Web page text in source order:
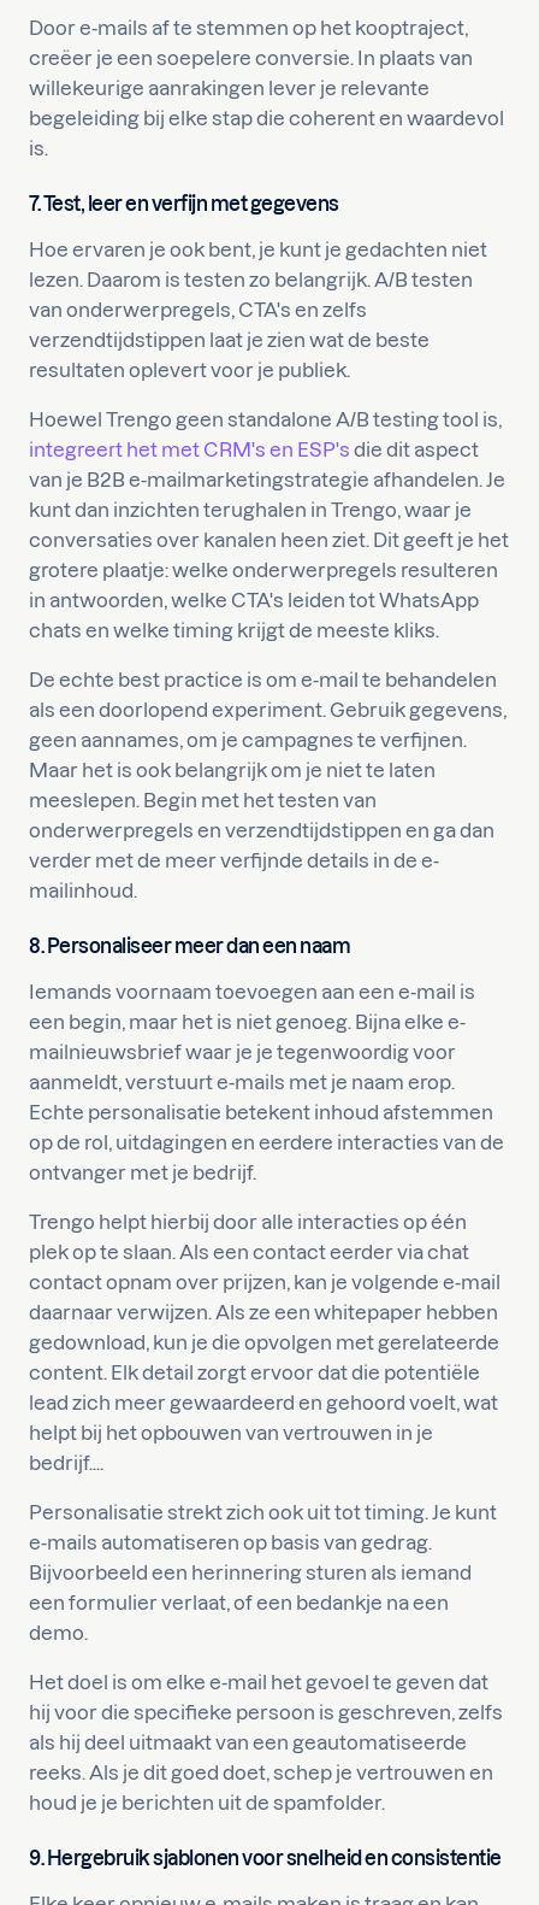
Door e-mails af te stemmen op het kooptraject,
creëer je een soepelere conversie. In plaats van
willekeurige aanrakingen lever je relevante
begeleiding bij elke stap die coherent en waardevol
is.
7. Test, leer en verfijn met gegevens
Hoe ervaren je ook bent, je kunt je gedachten niet
lezen. Daarom is testen zo belangrijk. A/B testen
van onderwerpregels, CTA's en zelfs
verzendtijdstippen laat je zien wat de beste
resultaten oplevert voor je publiek.
Hoewel Trengo geen standalone A/B testing tool is,
integreert het met CRM's en ESP's die dit aspect
van je B2B e-mailmarketingstrategie afhandelen. Je
kunt dan inzichten terughalen in Trengo, waar je
conversaties over kanalen heen ziet. Dit geeft je het
grotere plaatje: welke onderwerpregels resulteren
in antwoorden, welke CTA's leiden tot WhatsApp
chats en welke timing krijgt de meeste kliks.
De echte best practice is om e-mail te behandelen
als een doorlopend experiment. Gebruik gegevens,
geen aannames, om je campagnes te verfijnen.
Maar het is ook belangrijk om je niet te laten
meeslepen. Begin met het testen van
onderwerpregels en verzendtijdstippen en ga dan
verder met de meer verfijnde details in de e-
mailinhoud.
8. Personaliseer meer dan een naam
Iemands voornaam toevoegen aan een e-mail is
een begin, maar het is niet genoeg. Bijna elke e-
mailnieuwsbrief waar je je tegenwoordig voor
aanmeldt, verstuurt e-mails met je naam erop.
Echte personalisatie betekent inhoud afstemmen
op de rol, uitdagingen en eerdere interacties van de
ontvanger met je bedrijf.
Trengo helpt hierbij door alle interacties op één
plek op te slaan. Als een contact eerder via chat
contact opnam over prijzen, kan je volgende e-mail
daarnaar verwijzen. Als ze een whitepaper hebben
gedownload, kun je die opvolgen met gerelateerde
content. Elk detail zorgt ervoor dat die potentiële
lead zich meer gewaardeerd en gehoord voelt, wat
helpt bij het opbouwen van vertrouwen in je
bedrijf....
Personalisatie strekt zich ook uit tot timing. Je kunt
e-mails automatiseren op basis van gedrag.
Bijvoorbeeld een herinnering sturen als iemand
een formulier verlaat, of een bedankje na een
demo.
Het doel is om elke e-mail het gevoel te geven dat
hij voor die specifieke persoon is geschreven, zelfs
als hij deel uitmaakt van een geautomatiseerde
reeks. Als je dit goed doet, schep je vertrouwen en
houd je je berichten uit de spamfolder.
9. Hergebruik sjablonen voor snelheid en consistentie